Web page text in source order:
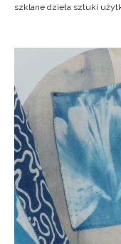
szklane dzieła sztuki